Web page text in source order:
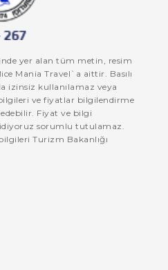
yer alan tüm metin, resim
Mania Travel`a aittir. Basılı
izinsiz kullanılamaz veya
ve fiyatlar bilgilendirme
Fiyat ve bilgi
sorumlu tutulamaz.
Turizm Bakanlığı